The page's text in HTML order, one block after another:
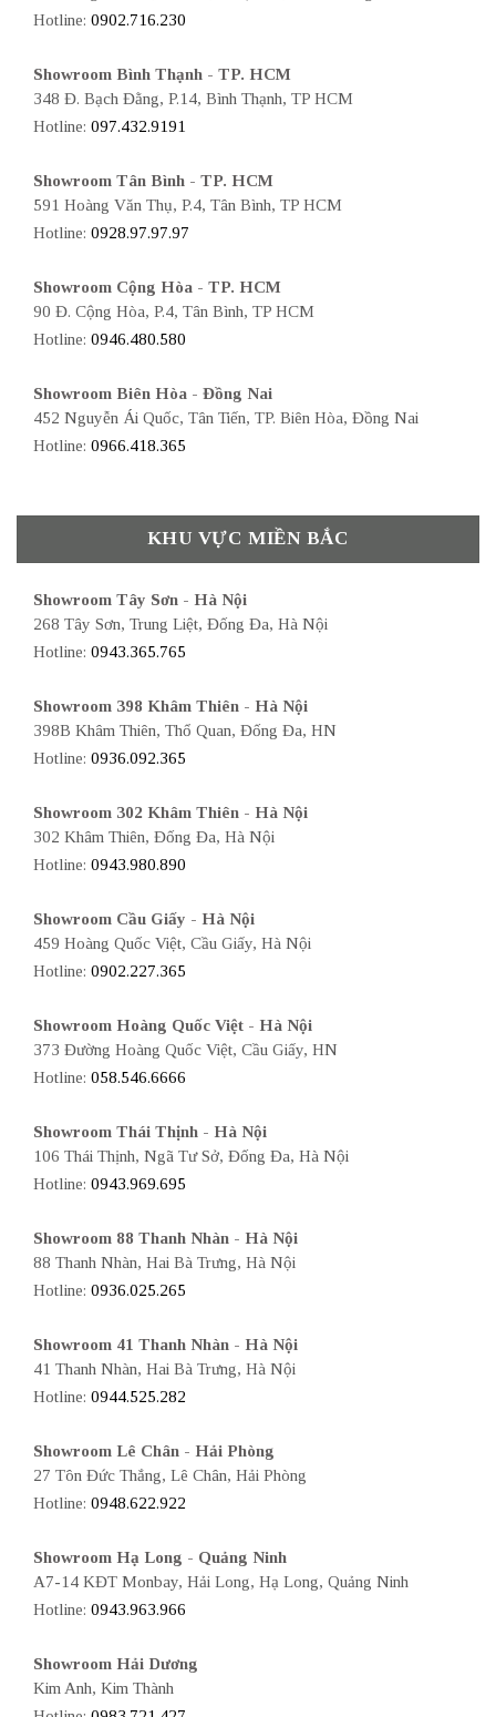
Hotline: 0902.716.230
Showroom Bình Thạnh - TP. HCM
348 Đ. Bạch Đằng, P.14, Bình Thạnh, TP HCM
Hotline: 097.432.9191
Showroom Tân Bình - TP. HCM
591 Hoàng Văn Thụ, P.4, Tân Bình, TP HCM
Hotline: 0928.97.97.97
Showroom Cộng Hòa - TP. HCM
90 Đ. Cộng Hòa, P.4, Tân Bình, TP HCM
Hotline: 0946.480.580
Showroom Biên Hòa - Đồng Nai
452 Nguyễn Ái Quốc, Tân Tiến, TP. Biên Hòa, Đồng Nai
Hotline: 0966.418.365
KHU VỰC MIỀN BẮC
Showroom Tây Sơn - Hà Nội
268 Tây Sơn, Trung Liệt, Đống Đa, Hà Nội
Hotline: 0943.365.765
Showroom 398 Khâm Thiên - Hà Nội
398B Khâm Thiên, Thổ Quan, Đống Đa, HN
Hotline: 0936.092.365
Showroom 302 Khâm Thiên - Hà Nội
302 Khâm Thiên, Đống Đa, Hà Nội
Hotline: 0943.980.890
Showroom Cầu Giấy - Hà Nội
459 Hoàng Quốc Việt, Cầu Giấy, Hà Nội
Hotline: 0902.227.365
Showroom Hoàng Quốc Việt - Hà Nội
373 Đường Hoàng Quốc Việt, Cầu Giấy, HN
Hotline: 058.546.6666
Showroom Thái Thịnh - Hà Nội
106 Thái Thịnh, Ngã Tư Sở, Đống Đa, Hà Nội
Hotline: 0943.969.695
Showroom 88 Thanh Nhàn - Hà Nội
88 Thanh Nhàn, Hai Bà Trưng, Hà Nội
Hotline: 0936.025.265
Showroom 41 Thanh Nhàn - Hà Nội
41 Thanh Nhàn, Hai Bà Trưng, Hà Nội
Hotline: 0944.525.282
Showroom Lê Chân - Hải Phòng
27 Tôn Đức Thắng, Lê Chân, Hải Phòng
Hotline: 0948.622.922
Showroom Hạ Long - Quảng Ninh
A7-14 KĐT Monbay, Hải Long, Hạ Long, Quảng Ninh
Hotline: 0943.963.966
Showroom Hải Dương
Kim Anh, Kim Thành